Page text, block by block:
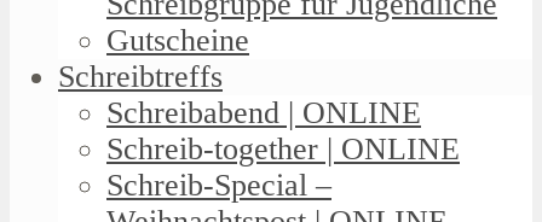
Gutscheine
Schreibtreffs
Schreibabend | ONLINE
Schreib-together | ONLINE
Schreib-Special –